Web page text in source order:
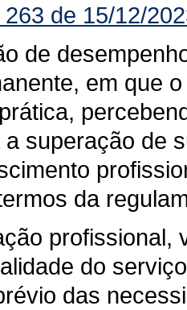
de 15/12/
de
em que
superação de
da
profissional,
do
das